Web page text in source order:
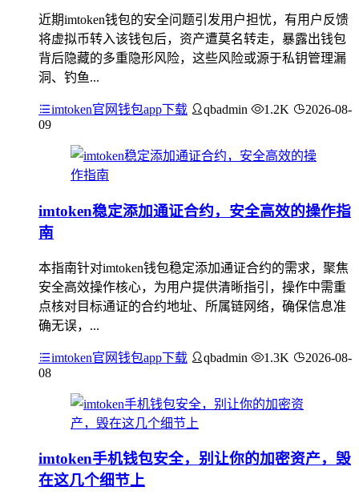
近期imtoken钱包的安全问题引发用户担忧，有用户反馈
将虚拟币转入该钱包后，资产遭莫名转走，暴露出钱包
背后隐藏的多重隐形风险，这些风险或源于私钥管理漏
洞、钓鱼...
imtoken官网钱包app下载 qbadmin 1.2K
2026-08-
09
imtoken稳定添加通证合约，安全高效的操作指
南
本指南针对imtoken钱包稳定添加通证合约的需求，聚焦
安全高效操作核心，为用户提供清晰指引，操作中需重
点核对目标通证的合约地址、所属链网络，确保信息准
确无误，...
imtoken官网钱包app下载 qbadmin 1.3K
2026-08-
08
imtoken手机钱包安全，别让你的加密资产，毁
在这几个细节上